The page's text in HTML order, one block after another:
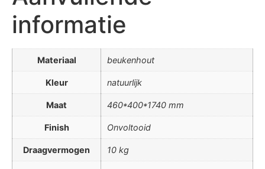
informatie
Materiaal beukenhout
Kleur natuurlijk
Maat 460*400*1740 mm
Finish Onvoltooid
Draagvermogen 10 kg